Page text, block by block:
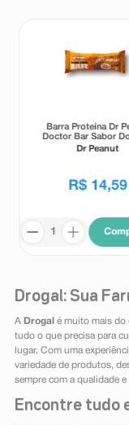
Barra Proteína Dr
Doctor Bar Sabor
Leite 62g
Dr Peanut
R$ 14,59
Drogal: Sua
A Drogal é muito mais do
tudo o que precisa para
lugar. Com uma
variedade de produtos,
sempre com a qualidade
Encontre tudo